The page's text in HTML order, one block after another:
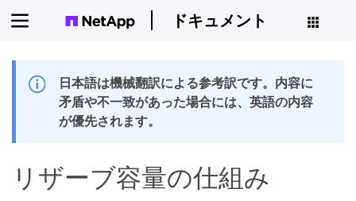
ドキュメント
日本語は機械翻訳による参考訳です。内容に
矛盾や不一致があった場合には、英語の内容
が優先されます。
リザーブ容量の仕組み